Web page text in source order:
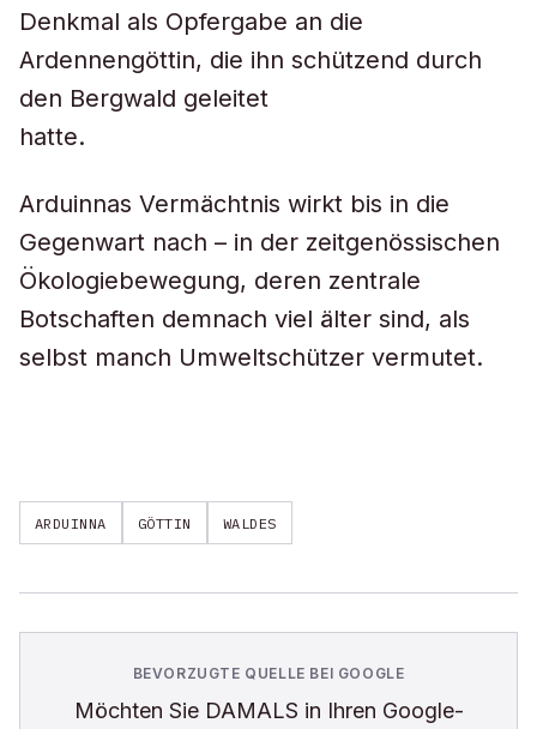
Denkmal als Opfergabe an die
Ardennengöttin, die ihn schützend durch
den Bergwald geleitet
hatte.
Arduinnas Vermächtnis wirkt bis in die
Gegenwart nach – in der zeitgenössischen
Ökologiebewegung, deren zentrale
Botschaften demnach viel älter sind, als
selbst manch Umweltschützer vermutet.
ARDUINNA GÖTTIN WALDES
BEVORZUGTE QUELLE BEI GOOGLE
Möchten Sie DAMALS in Ihren Google-